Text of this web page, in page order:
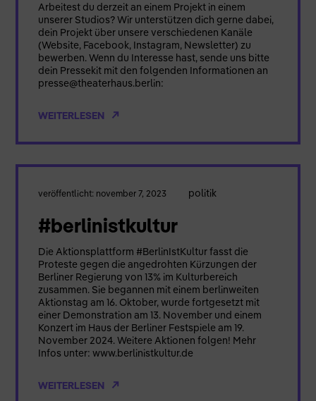
Arbeitest du derzeit an einem Projekt in einem
unserer Studios? Wir unterstützen dich gerne dabei,
dein Projekt über unsere verschiedenen Kanäle
(Website, Facebook, Instagram, Newsletter) zu
bewerben. Wenn du Interesse hast, sende uns bitte
dein Pressekit mit den folgenden Informationen an
presse@theaterhaus.berlin:
WEITERLESEN
veröffentlicht: november 7, 2023 politik
#berlinistkultur
Die Aktionsplattform #BerlinIstKultur fasst die
Proteste gegen die angedrohten Kürzungen der
Berliner Regierung von 13% im Kulturbereich
zusammen. Sie begannen mit einem berlinweiten
Aktionstag am 16. Oktober, wurde fortgesetzt mit
einer Demonstration am 13. November und einem
Konzert im Haus der Berliner Festspiele am 19.
November 2024. Weitere Aktionen folgen! Mehr
Infos unter: www.berlinistkultur.de
WEITERLESEN